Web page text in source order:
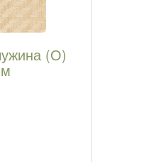
(О)